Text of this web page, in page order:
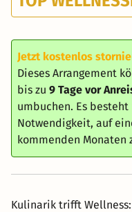
Jetzt kostenlos
Dieses Arrangement
bis zu 9 Tage vor
umbuchen. Es
Notwendigkeit, auf
kommenden Monaten
Kulinarik trifft